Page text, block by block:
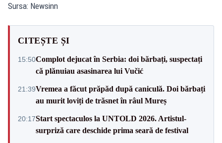
Sursa: Newsinn
CITEȘTE ȘI
15:50Complot dejucat în Serbia: doi bărbați, suspectați
că plănuiau asasinarea lui Vučić
21:39Vremea a făcut prăpăd după caniculă. Doi bărbați
au murit loviți de trăsnet în râul Mureș
20:17Start spectaculos la UNTOLD 2026. Artistul-
surpriză care deschide prima seară de festival